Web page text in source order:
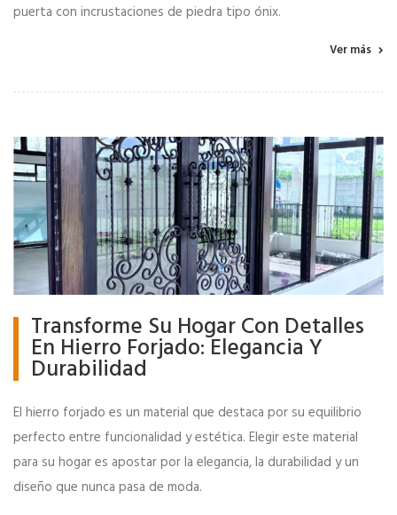
puerta con incrustaciones de piedra tipo ónix.
Ver más
Transforme Su Hogar Con Detalles
En Hierro Forjado: Elegancia Y
Durabilidad
El hierro forjado es un material que destaca por su equilibrio
perfecto entre funcionalidad y estética. Elegir este material
para su hogar es apostar por la elegancia, la durabilidad y un
diseño que nunca pasa de moda.